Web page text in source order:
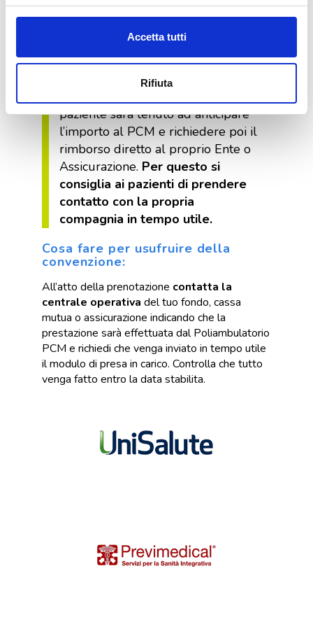
Accetta tutti
Rifiuta
Per usufruire del rimborso in
momento dell’accettazione, il
PCM abbia ricevuto dall’Ente
convenzionato il modulo di presa
paziente sarà tenuto ad anticipare
l’importo al PCM e richiedere poi il
rimborso diretto al proprio Ente o
Assicurazione. Per questo si
consiglia ai pazienti di prendere
contatto con la propria
compagnia in tempo utile.
Cosa fare per usufruire della
convenzione:
All’atto della prenotazione contatta la
centrale operativa del tuo fondo, cassa
mutua o assicurazione indicando che la
prestazione sarà effettuata dal Poliambulatorio
PCM e richiedi che venga inviato in tempo utile
il modulo di presa in carico. Controlla che tutto
venga fatto entro la data stabilita.